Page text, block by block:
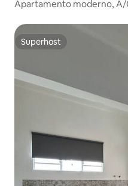
Apartamento moderno, A/
Superhost
Superhost